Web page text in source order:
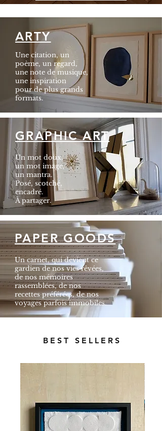
ARTY
Une citation, un
poème, un regard,
une note de musique,
une inspiration
pourde plus grands
formats.
GRAPHIC ART
Un mot doux,
un mot image,
un mantra.
Posé, scotché,
encadré.
À partager.
PAPER GOODS
Un carnet, qui devientce
gardien de nos vies rêvées,
de nos mémoires
rassemblées,de nos
recettes préférées,de nos
voyagesparfois immobiles.
BEST SELLERS